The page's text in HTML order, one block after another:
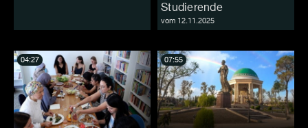
Studierende
vom 12.11.2025
04:27 07:55